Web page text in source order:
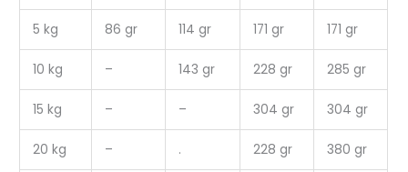
5 kg 86 gr 114 gr 171 gr 171 gr
10 kg – 143 gr 228 gr 285 gr
15 kg – – 304 gr 304 gr
20 kg – . 228 gr 380 gr